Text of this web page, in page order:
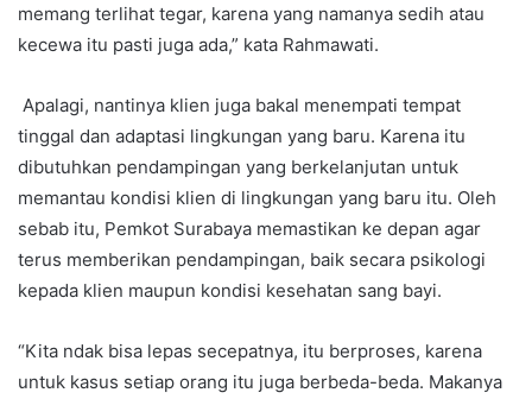
memang terlihat tegar, karena yang namanya sedih atau
kecewa itu pasti juga ada,” kata Rahmawati.
Apalagi, nantinya klien juga bakal menempati tempat
tinggal dan adaptasi lingkungan yang baru. Karena itu
dibutuhkan pendampingan yang berkelanjutan untuk
memantau kondisi klien di lingkungan yang baru itu. Oleh
sebab itu, Pemkot Surabaya memastikan ke depan agar
terus memberikan pendampingan, baik secara psikologi
kepada klien maupun kondisi kesehatan sang bayi.
“Kita ndak bisa lepas secepatnya, itu berproses, karena
untuk kasus setiap orang itu juga berbeda-beda. Makanya